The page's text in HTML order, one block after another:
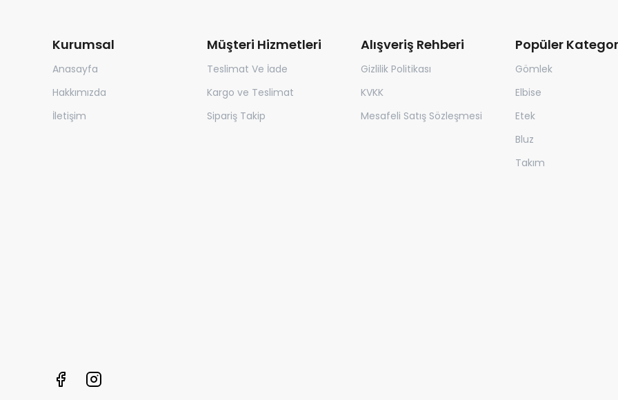
Kurumsal
Anasayfa
Hakkımızda
İletişim
Müşteri Hizmetleri
Teslimat Ve İade
Kargo ve Teslimat
Sipariş Takip
Alışveriş Rehberi
Gizlilik Politikası
KVKK
Mesafeli Satış Sözleşmesi
Popüler
Gömlek
Elbise
Etek
Bluz
Takım